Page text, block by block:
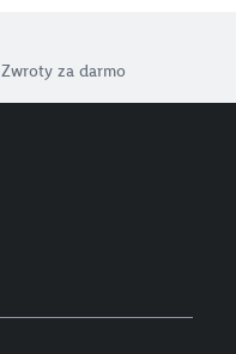
Zwroty za darmo